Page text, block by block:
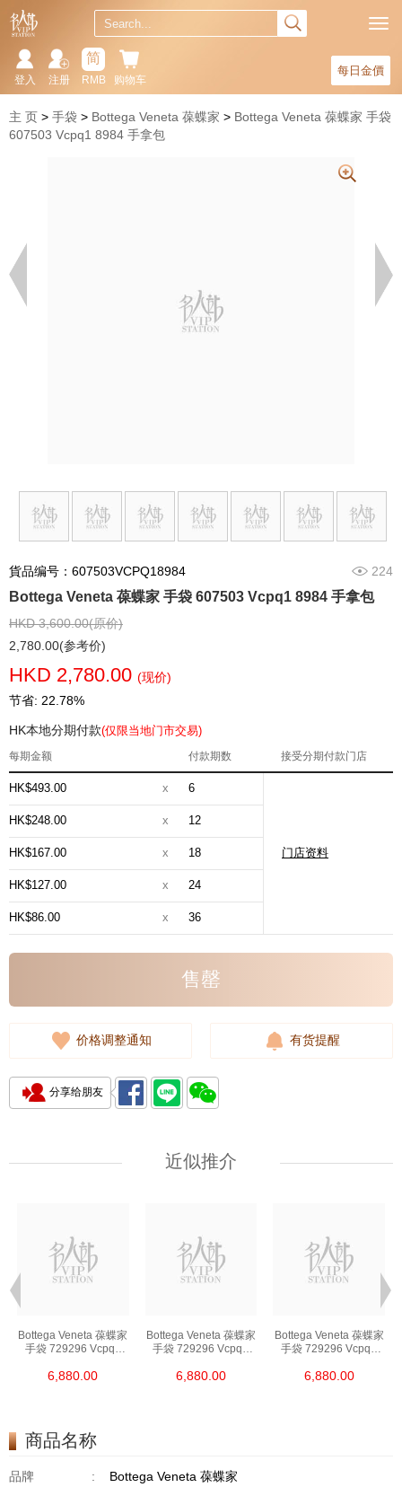
每日金價
购物车
简
RMB
注册
登入
主 页 手袋 Bottega Veneta 葆蝶家
Bottega Veneta 葆蝶家 手袋
607503 Vcpq1 8984 手拿包
貨品编号：607503VCPQ18984 224
Bottega Veneta 葆蝶家 手袋 607503 Vcpq1 8984 手拿包
HKD 3,600.00(原价)
2,780.00(参考价)
HKD 2,780.00 (现价)
节省: 22.78%
HK本地分期付款(仅限当地门市交易)
每期金额 付款期数 接受分期付款门店
HK$493.00 x 6
门店资料
HK$248.00 x 12
HK$167.00 x 18
HK$127.00 x 24
HK$86.00 x 36
售罄
价格调整通知 有货提醒
分享给朋友
近似推介
Bottega Veneta 葆蝶家
手袋 729296 Vcpq3
6,880.00
Bottega Veneta 葆蝶家
手袋 729296 Vcpq3
6,880.00
Bottega Veneta 葆蝶家
手袋 729296 Vcpq3
6,880.00
商品名称
品牌 : Bottega Veneta 葆蝶家